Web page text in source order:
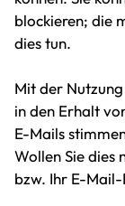
blockieren; die
dies tun.
Mit der
in den Erhalt
E-Mails
Wollen Sie dies
bzw. Ihr E-